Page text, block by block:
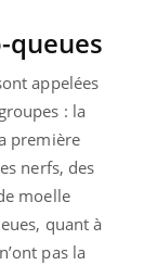
queues
appelées
: la
première
nerfs, des
moelle
quant à
pas la